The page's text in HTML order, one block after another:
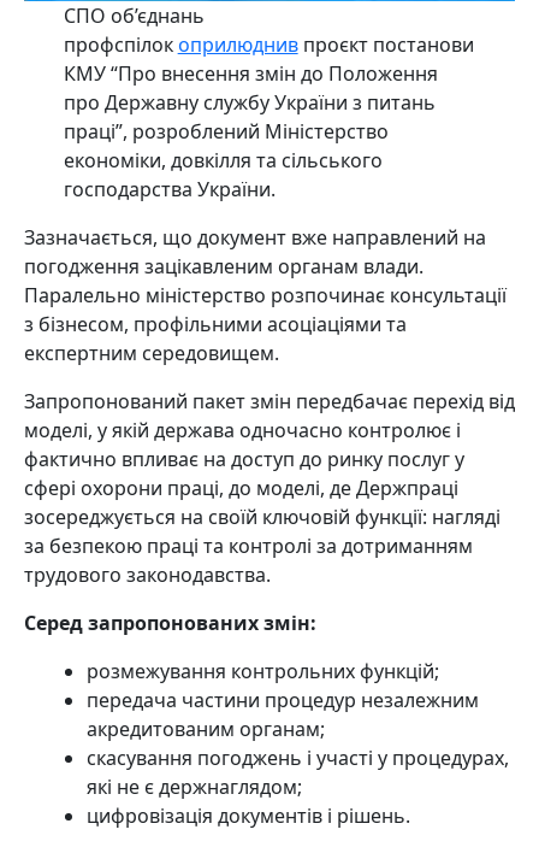
СПО об’єднань
профспілокоприлюднивпроєкт постанови
КМУ “Про внесення змін до Положення
про Державну службу України з питань
праці”, розроблений Міністерство
економіки, довкілля та сільського
господарства України.
Зазначається, що документ вже направлений на
погодження зацікавленим органам влади.
Паралельно міністерство розпочинає консультації
з бізнесом, профільними асоціаціями та
експертним середовищем.
Запропонований пакет змін передбачає перехід від
моделі, у якій держава одночасно контролює і
фактично впливає на доступ до ринку послуг у
сфері охорони праці, до моделі, де Держпраці
зосереджується на своїй ключовій функції: нагляді
за безпекою праці та контролі за дотриманням
трудового законодавства.
Серед запропонованих змін:
розмежування контрольних функцій;
передача частини процедур незалежним
акредитованим органам;
скасування погоджень і участі у процедурах,
які не є держнаглядом;
цифровізація документів і рішень.